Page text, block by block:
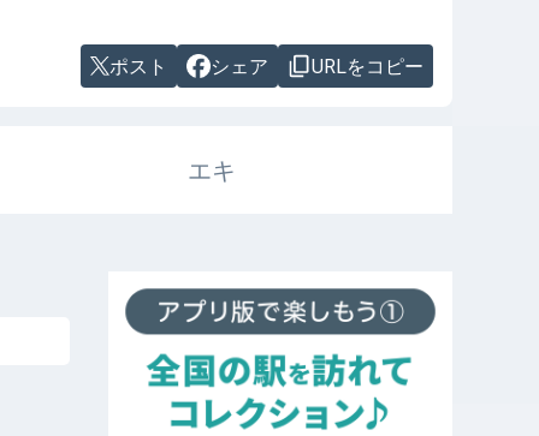
ポスト シェア URLをコピー
エキ